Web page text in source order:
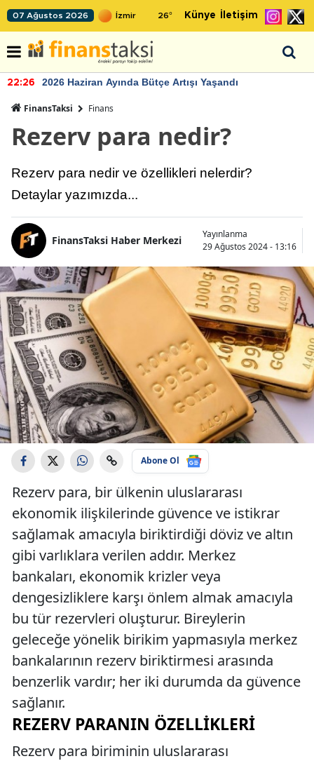
07 Ağustos 2026 26° Künye İletişim
22:26 2026 Haziran Ayında Bütçe Artışı Yaşandı
FinansTaksi Finans
Rezerv para nedir?
Rezerv para nedir ve özellikleri nelerdir?
Detaylar yazımızda...
FinansTaksi Haber Merkezi
Yayınlanma
29 Ağustos 2024 - 13:16
Abone Ol
Rezerv para, bir ülkenin uluslararası
ekonomik ilişkilerinde güvence ve istikrar
sağlamak amacıyla biriktirdiği döviz ve altın
gibi varlıklara verilen addır. Merkez
bankaları, ekonomik krizler veya
dengesizliklere karşı önlem almak amacıyla
bu tür rezervleri oluşturur. Bireylerin
geleceğe yönelik birikim yapmasıyla merkez
bankalarının rezerv biriktirmesi arasında
benzerlik vardır; her iki durumda da güvence
sağlanır.
REZERV PARANIN ÖZELLIKLERI
Rezerv para biriminin uluslararası